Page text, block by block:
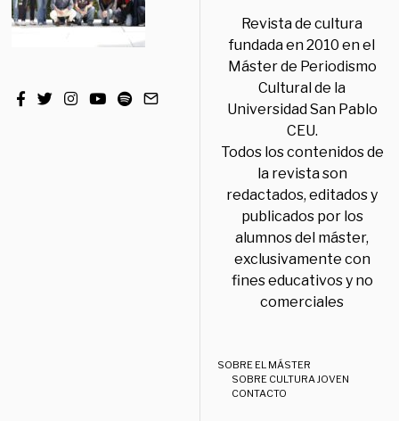
Revista de cultura
fundada en 2010 en el
Máster de Periodismo
Cultural de la
Universidad San Pablo
CEU.
Todos los contenidos de
la revista son
redactados, editados y
publicados por los
alumnos del máster,
exclusivamente con
fines educativos y no
comerciales
SOBRE EL MÁSTER
SOBRE CULTURA JOVEN
CONTACTO